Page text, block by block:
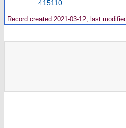
415110
Record created 2021-03-12, last